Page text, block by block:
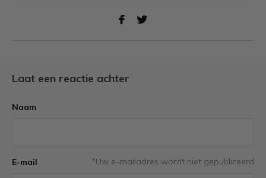
Laat een reactie achter
Naam
E-mail *Uw e-mailadres wordt niet gepubliceerd